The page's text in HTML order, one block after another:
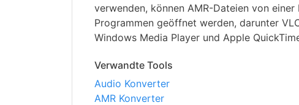
verwenden, können AMR-Dateien von einer
Programmen geöffnet werden, darunter
Windows Media Player und Apple
Verwandte Tools
Audio Konverter
AMR Konverter